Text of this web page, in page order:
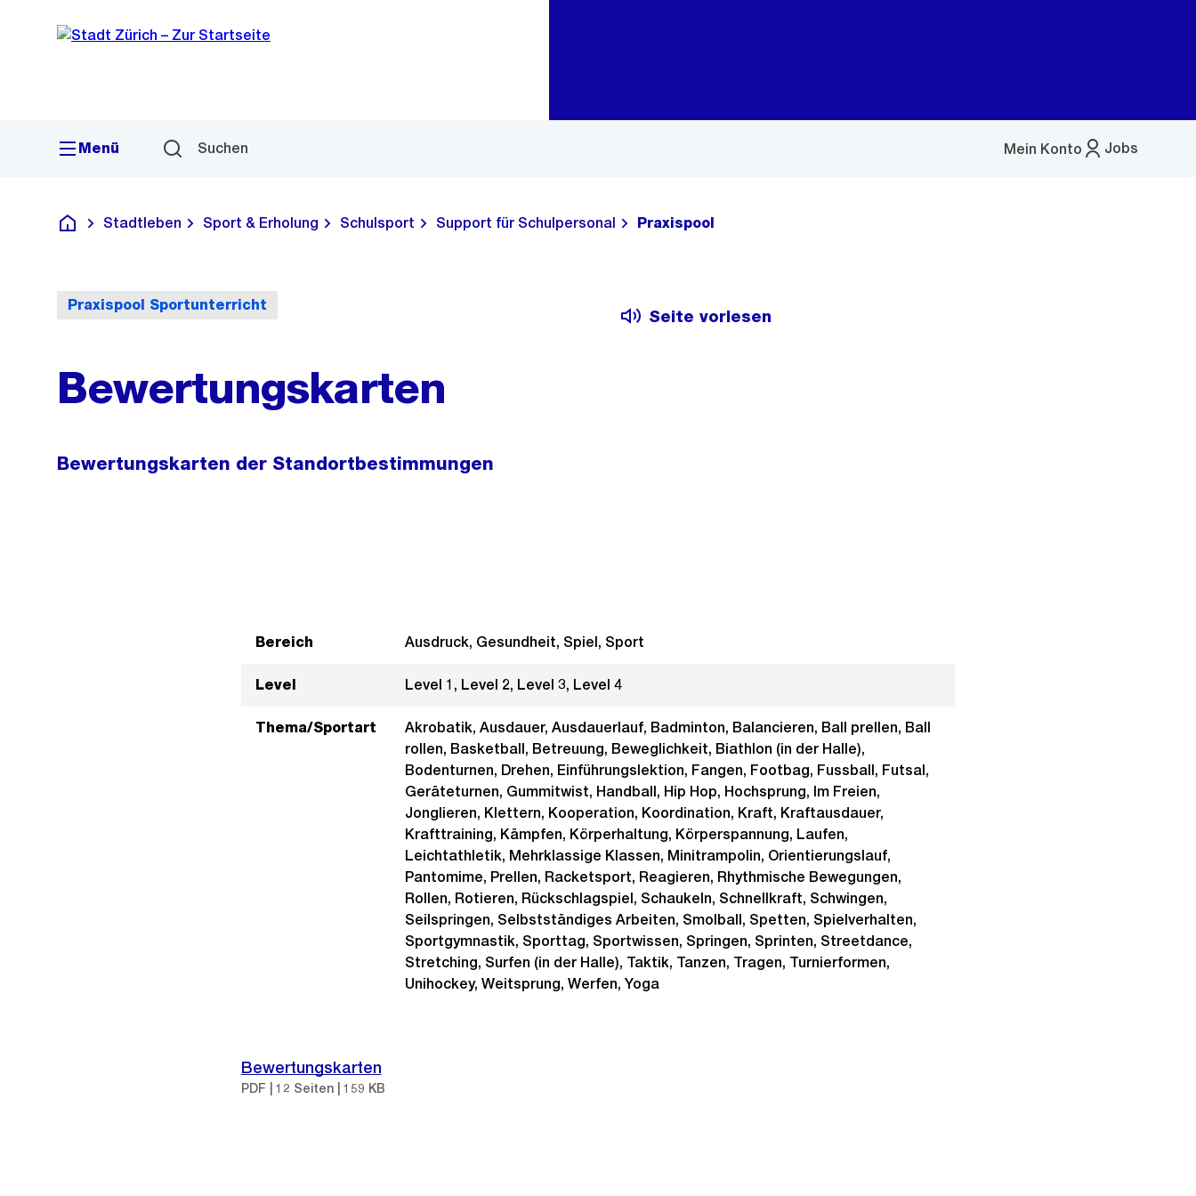
Navigation
Sprunglink
Menü Suchen Jobs
Mein Konto
Menü
Deutsch
Stadtleben Sport & Erholung Schulsport Support für Schulpersonal Praxispool
Praxispool Sportunterricht
Seite vorlesen
Bewertungskarten
Bewertungskarten der Standortbestimmungen
Bereich Ausdruck, Gesundheit, Spiel, Sport
Level Level 1, Level 2, Level 3, Level 4
Thema/Sportart
Akrobatik, Ausdauer, Ausdauerlauf, Badminton, Balancieren, Ball prellen, Ball
rollen, Basketball, Betreuung, Beweglichkeit, Biathlon (in der Halle),
Bodenturnen, Drehen, Einführungslektion, Fangen, Footbag, Fussball, Futsal,
Geräteturnen, Gummitwist, Handball, Hip Hop, Hochsprung, Im Freien,
Jonglieren, Klettern, Kooperation, Koordination, Kraft, Kraftausdauer,
Krafttraining, Kämpfen, Körperhaltung, Körperspannung, Laufen,
Leichtathletik, Mehrklassige Klassen, Minitrampolin, Orientierungslauf,
Pantomime, Prellen, Racketsport, Reagieren, Rhythmische Bewegungen,
Rollen, Rotieren, Rückschlagspiel, Schaukeln, Schnellkraft, Schwingen,
Seilspringen, Selbstständiges Arbeiten, Smolball, Spetten, Spielverhalten,
Sportgymnastik, Sporttag, Sportwissen, Springen, Sprinten, Streetdance,
Stretching, Surfen (in der Halle), Taktik, Tanzen, Tragen, Turnierformen,
Unihockey, Weitsprung, Werfen, Yoga
Bewertungskarten
PDF | 12 Seiten | 159 KB